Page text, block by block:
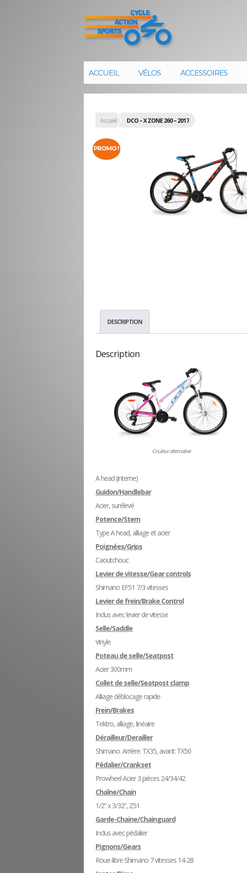
ACCUEIL VÉLOS ACCESSOIRES
Accueil DCO – X ZONE 260 – 2017
PROMO !
DESCRIPTION
Description
Couleur alternative
A head (interne)
Guidon/Handlebar
Acier, surélevé
Potence/Stem
Type A head, alliage et acier
Poignées/Grips
Caoutchouc
Levier de vitesse/Gear controls
Shimano EF51 7/3 vitesses
Levier de frein/Brake Control
Inclus avec levier de vitesse
Selle/Saddle
Vinyle
Poteau de selle/Seatpost
Acier 300mm
Collet de selle/Seatpost clamp
Alliage déblocage rapide
Frein/Brakes
Tektro, alliage, linéaire
Dérailleur/Derailler
Shimano. Arrière: TX35, avant: TX50
Pédalier/Crankset
Prowheel Acier 3 pièces 24/34/42
Chaîne/Chain
1/2” x 3/32”, Z51
Garde-Chaine/Chainguard
Inclus avec pédalier
Pignons/Gears
Roue-libre Shimano 7 vitesses 14-28